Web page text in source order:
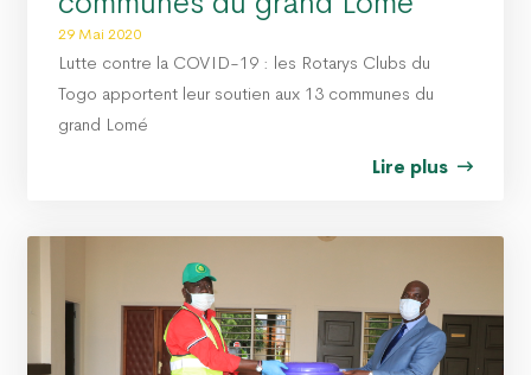
29 Mai 2020
Lutte contre la COVID-19 : les Rotarys Clubs du
Togo apportent leur soutien aux 13 communes du
grand Lomé
Lire plus